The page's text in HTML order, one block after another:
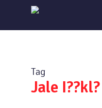
main
Tag
Jale I??kl?